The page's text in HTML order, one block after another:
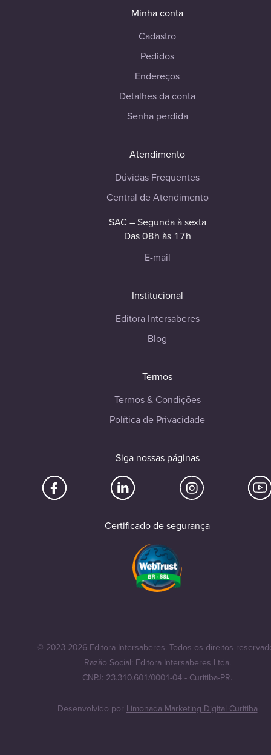
Minha conta
Cadastro
Pedidos
Endereços
Detalhes da conta
Senha perdida
Atendimento
Dúvidas Frequentes
Central de Atendimento
SAC – Segunda à sexta
Das 08h às 17h
E-mail
Institucional
Editora Intersaberes
Blog
Termos
Termos & Condições
Política de Privacidade
Siga nossas páginas
Certificado de segurança
© 2023-2026 Editora Intersaberes. Todos os direitos
Razão Social: Editora Intersaberes Ltda.
CNPJ: 23.310.601/0001-04 - Curitiba-PR.
Desenvolvido por Limonada Marketing Digital Curitiba